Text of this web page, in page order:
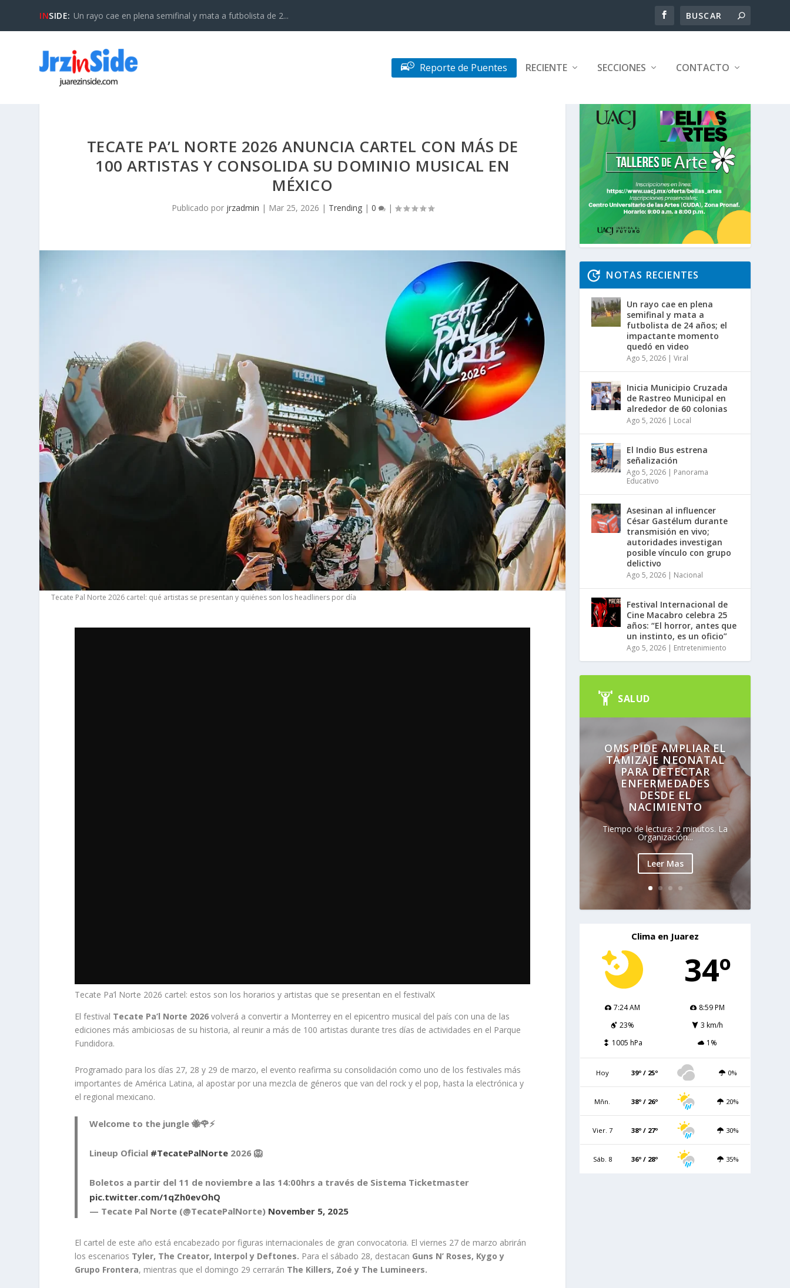
INSIDE: Un rayo cae en plena semifinal y mata a futbolista de 2...
Reporte de Puentes RECIENTE SECCIONES CONTACTO
TECATE PA’L NORTE 2026 ANUNCIA CARTEL CON MÁS DE
100 ARTISTAS Y CONSOLIDA SU DOMINIO MUSICAL EN
MÉXICO
Publicado por jrzadmin | Mar 25, 2026 | Trending| 0 |
Tecate Pal Norte 2026 cartel: qué artistas se presentan y quiénes son los headliners por día
Tecate Pa’l Norte 2026 cartel: estos son los horarios y artistas que se presentan en el festivalX
El festival Tecate Pa’l Norte 2026 volverá a convertir a Monterrey en el epicentro musical del país con una de las
ediciones más ambiciosas de su historia, al reunir a más de 100 artistas durante tres días de actividades en el Parque
Fundidora.
Programado para los días 27, 28 y 29 de marzo, el evento reafirma su consolidación como uno de los festivales más
importantes de América Latina, al apostar por una mezcla de géneros que van del rock y el pop, hasta la electrónica y
el regional mexicano.
Welcome to the jungle 🐝🌹⚡️
Lineup Oficial #TecatePalNorte 2026 🦁
Boletos a partir del 11 de noviembre a las 14:00hrs a través de Sistema Ticketmaster
pic.twitter.com/1qZh0evOhQ
— Tecate Pal Norte (@TecatePalNorte) November 5, 2025
El cartel de este año está encabezado por figuras internacionales de gran convocatoria. El viernes 27 de marzo abrirán
los escenarios Tyler, The Creator, Interpol y Deftones. Para el sábado 28, destacan Guns N’ Roses, Kygo y
Grupo Frontera, mientras que el domingo 29 cerrarán The Killers, Zoé y The Lumineers.
NOTAS RECIENTES
Un rayo cae en plena
semifinal y mata a
futbolista de 24 años; el
impactante momento
quedó en video
Ago 5, 2026 |Viral
Inicia Municipio Cruzada
de Rastreo Municipal en
alrededor de 60 colonias
Ago 5, 2026 | Local
El Indio Bus estrena
señalización
Ago 5, 2026 | Panorama
Educativo
Asesinan al influencer
César Gastélum durante
transmisión en vivo;
autoridades investigan
posible vínculo con grupo
delictivo
Ago 5, 2026 | Nacional
Festival Internacional de
Cine Macabro celebra 25
años: “El horror, antes que
un instinto, es un oficio”
Ago 5, 2026 | Entretenimiento
SALUD
OMS PIDE AMPLIAR EL
TAMIZAJE NEONATAL
PARA DETECTAR
ENFERMEDADES
DESDE EL
NACIMIENTO
Tiempo de lectura: 2 minutos. La
Organización...
Leer Mas
Clima en Juarez
34º
7:24 AM
8:59 PM
23%
3 km/h
1005 hPa
1%
Hoy 39º / 25º 0%
Mñn. 38º / 26º 20%
Vier. 7 38º / 27º 30%
Sáb. 8 36º / 28º 35%